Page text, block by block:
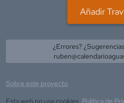
Añadir
¿Errores?
Sobre este proyecto
Esta web no usa cookies. Política de